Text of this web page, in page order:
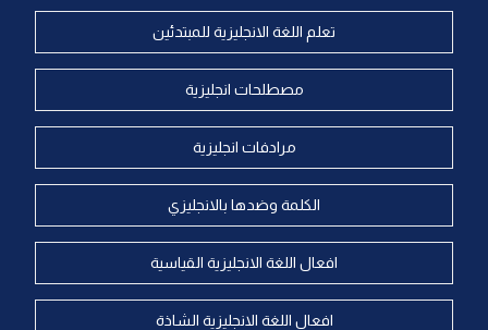
تعلم اللغة الانجليزية للمبتدئين
مصطلحات انجليزية
مرادفات انجليزية
الكلمة وضدها بالانجليزي
افعال اللغة الانجليزية القياسية
افعال اللغة الانجليزية الشاذة